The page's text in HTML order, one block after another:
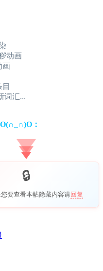
动画
画
词汇...
：
要查看本帖隐藏内容请回复